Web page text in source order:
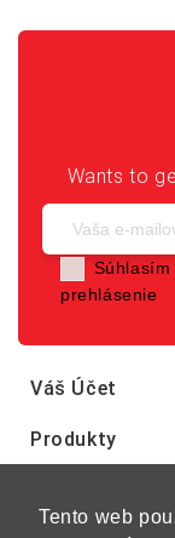
Tento web
Wants to
prehlásenie
Váš Účet
Produkty